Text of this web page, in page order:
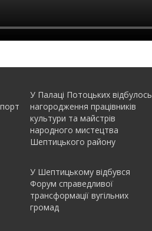
У Палаці Потоцьких відбулось
нагородження працівників
культури та майстрів
народного мистецтва
Шептицького району
У Шептицькому відбувся
Форум справедливої
трансформації вугільних
громад